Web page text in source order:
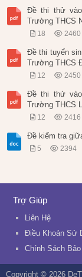
Đề thi thử
Trường THCS
18 2460
Đề thi tuyển
Trường THCS
12 2450
Đề thi thử
Trường THCS
12 2416
Đề kiểm tra
5 2394
Trợ Giúp
Liên Hệ
Điều Khoản Sử
Chính Sách
Copyright © 2026